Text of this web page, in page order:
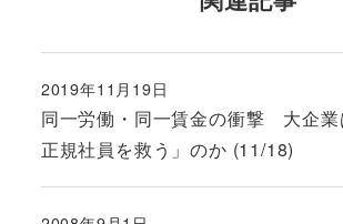
同一労働・同一賃金の衝撃 大企業
正規社員を救う」のか (11/18)
投稿日
2019年11月19日